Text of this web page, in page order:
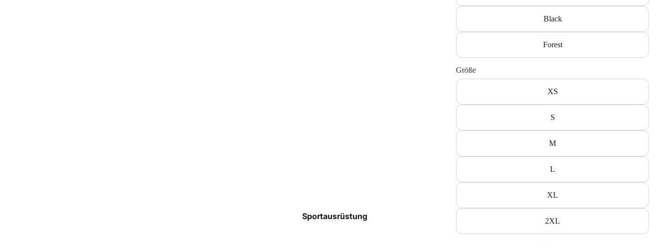
Accessoires
Sportausrüstung
Black
Forest
Größe
XS
S
M
L
XL
2XL